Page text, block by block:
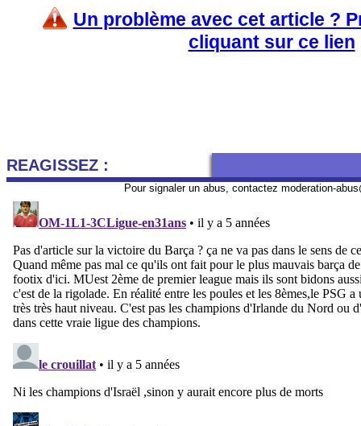
Un problème avec cet article ?
cliquant sur ce lien
REAGISSEZ :
Pour signaler un abus, contactez moderation-